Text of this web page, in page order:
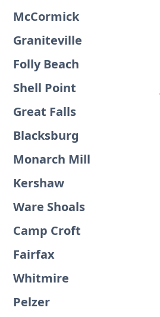
McCormick
Graniteville
Folly Beach
Shell Point
Great Falls
Blacksburg
Monarch Mill
Kershaw
Ware Shoals
Camp Croft
Fairfax
Whitmire
Pelzer